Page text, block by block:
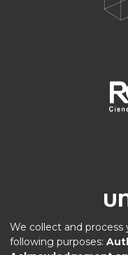
We collect and
following purposes: